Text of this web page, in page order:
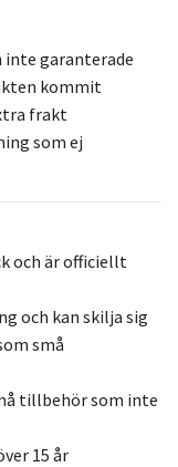
garanterade
kommit
frakt
som ej
och är officiellt
och kan skilja sig
små
tillbehör som inte
15 år